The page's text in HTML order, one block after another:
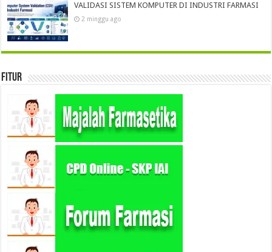
VALIDASI SISTEM KOMPUTER DI INDUSTRI FARMASI
2 minggu ago
Fitur